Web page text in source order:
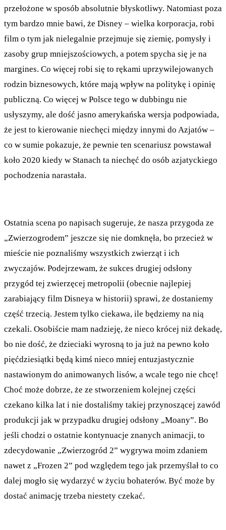
przełożone w sposób absolutnie błyskotliwy. Natomiast poza
tym bardzo mnie bawi, że Disney – wielka korporacja, robi
film o tym jak nielegalnie przejmuje się ziemię, pomysły i
zasoby grup mniejszościowych, a potem spycha się je na
margines. Co więcej robi się to rękami uprzywilejowanych
rodzin biznesowych, które mają wpływ na politykę i opinię
publiczną. Co więcej w Polsce tego w dubbingu nie
usłyszymy, ale dość jasno amerykańska wersja podpowiada,
że jest to kierowanie niechęci między innymi do Azjatów –
co w sumie pokazuje, że pewnie ten scenariusz powstawał
koło 2020 kiedy w Stanach ta niechęć do osób azjatyckiego
pochodzenia narastała.
Ostatnia scena po napisach sugeruje, że nasza przygoda ze
„Zwierzogrodem” jeszcze się nie domknęła, bo przecież w
mieście nie poznaliśmy wszystkich zwierząt i ich
zwyczajów. Podejrzewam, że sukces drugiej odsłony
przygód tej zwierzęcej metropolii (obecnie najlepiej
zarabiający film Disneya w historii) sprawi, że dostaniemy
część trzecią. Jestem tylko ciekawa, ile będziemy na nią
czekali. Osobiście mam nadzieję, że nieco krócej niż dekadę,
bo nie dość, że dzieciaki wyrosną to ja już na pewno koło
pięćdziesiątki będą kimś nieco mniej entuzjastycznie
nastawionym do animowanych lisów, a wcale tego nie chcę!
Choć może dobrze, że ze stworzeniem kolejnej części
czekano kilka lat i nie dostaliśmy takiej przynoszącej zawód
produkcji jak w przypadku drugiej odsłony „Moany”. Bo
jeśli chodzi o ostatnie kontynuacje znanych animacji, to
zdecydowanie „Zwierzogród 2” wygrywa moim zdaniem
nawet z „Frozen 2” pod względem tego jak przemyślał to co
dalej mogło się wydarzyć w życiu bohaterów. Być może by
dostać animację trzeba niestety czekać.